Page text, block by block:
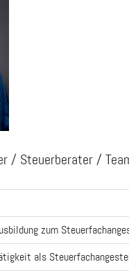
/ Steuerberater /
zum
als